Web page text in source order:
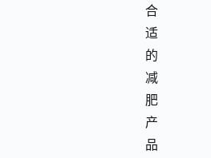
合
适
的
减
肥
产
品